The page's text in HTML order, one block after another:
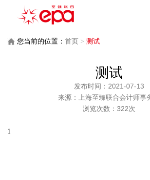
您当前的位置： 首页 > 测试
测试
发布时间：2021-07-13
来源：上海至臻联合会计师事
浏览次数：322次
1